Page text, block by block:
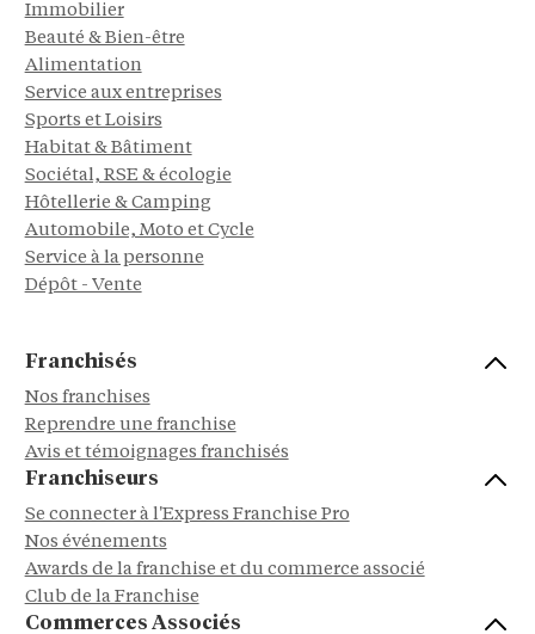
Immobilier
Beauté & Bien-être
Alimentation
Service aux entreprises
Sports et Loisirs
Habitat & Bâtiment
Sociétal, RSE & écologie
Hôtellerie & Camping
Automobile, Moto et Cycle
Service à la personne
Dépôt - Vente
Franchisés
Nos franchises
Reprendre une franchise
Avis et témoignages franchisés
Franchiseurs
Se connecter à l'Express Franchise Pro
Nos événements
Awards de la franchise et du commerce associé
Club de la Franchise
Commerces Associés